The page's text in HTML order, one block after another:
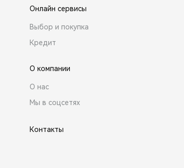
Онлайн сервисы
Выбор и покупка
Кредит
О компании
О нас
Мы в соцсетях
Контакты